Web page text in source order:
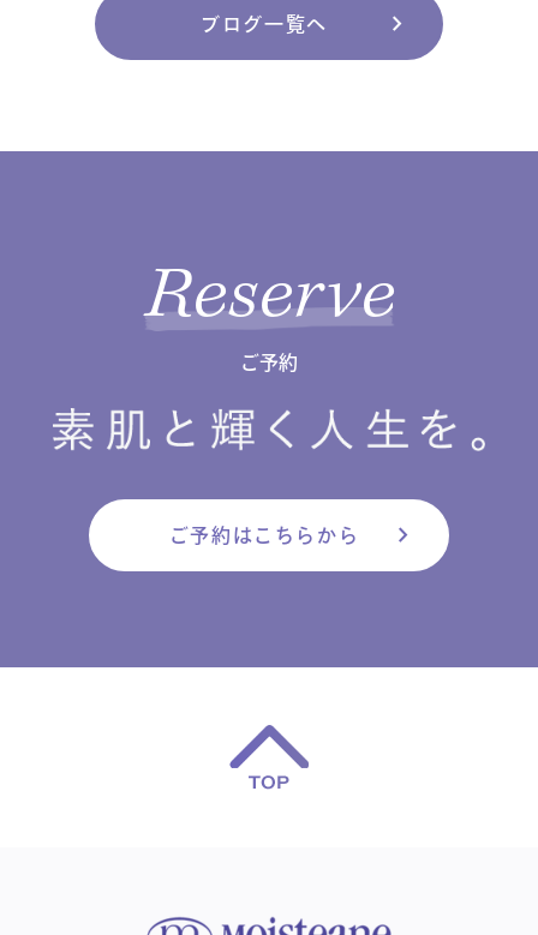
ブログ一覧へ chevron_right
Reserve
ご予約
ご予約はこちらから chevron_right